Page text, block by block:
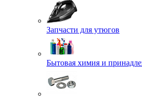
Запчасти для утюгов
Бытовая химия и